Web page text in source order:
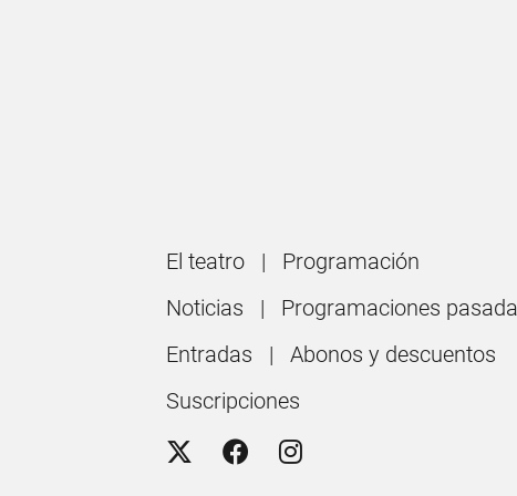
El teatro
Programación
Noticias
Programaciones
Entradas
Abonos y descuentos
Suscripciones